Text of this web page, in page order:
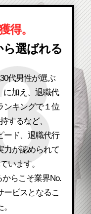
得。
選ばれる
代男性が選ぶ
に加え、退職代
ンキングで１位
するなど、
ード、退職代行
力が認められて
います。
らこそ業界No.
ービスとなるこ